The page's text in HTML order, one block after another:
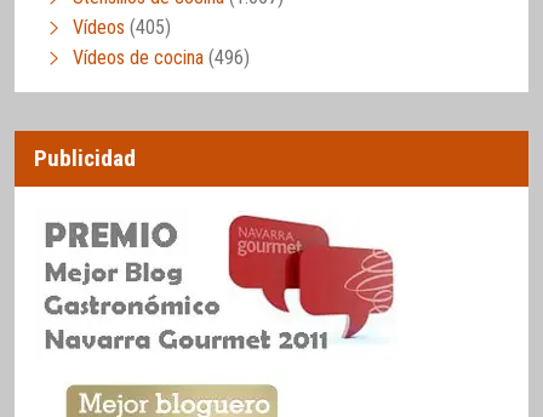
Vídeos (405)
Vídeos de cocina (496)
Publicidad